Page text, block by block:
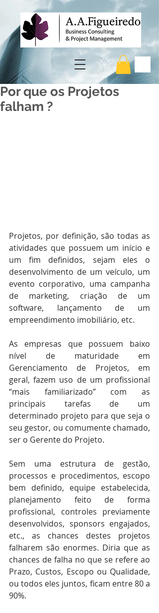
Por que os Projetos
falham ?
Projetos, por definição, são todas as
atividades que possuem um início e
um fim definidos, sejam eles o
desenvolvimento de um veículo, um
evento corporativo, uma campanha
de marketing, criação de um
software, lançamento de um
empreendimento imobiliário, etc.
As empresas que possuem baixo
nível de maturidade em
Gerenciamento de Projetos, em
geral, fazem uso de um profissional
“mais familiarizado” com as
principais tarefas de um
determinado projeto para que seja o
seu gestor, ou comumente chamado,
ser o Gerente do Projeto.
Sem uma estrutura de gestão,
processos e procedimentos, escopo
bem definido, equipe estabelecida,
planejamento feito de forma
profissional, controles previamente
desenvolvidos, sponsors engajados,
etc., as chances destes projetos
falharem são enormes. Diria que as
chances de falha no que se refere ao
Prazo, Custos, Escopo ou Qualidade,
ou todos eles juntos, ficam entre 80 a
90%.